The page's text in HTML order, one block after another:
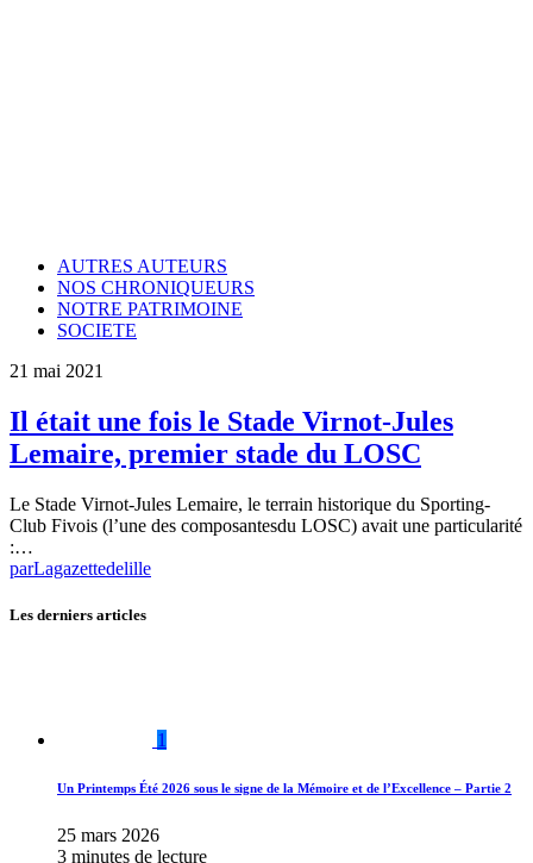
AUTRES AUTEURS
NOS CHRONIQUEURS
NOTRE PATRIMOINE
SOCIETE
21 mai 2021
Il était une fois le Stade Virnot-Jules
Lemaire, premier stade du LOSC
Le Stade Virnot-Jules Lemaire, le terrain historique du Sporting-
Club Fivois (l’une des composantesdu LOSC) avait une particularité
:…
parLagazettedelille
Les derniers articles
1
Un Printemps Été 2026 sous le signe de la Mémoire et de l’Excellence – Partie 2
25 mars 2026
3 minutes de lecture